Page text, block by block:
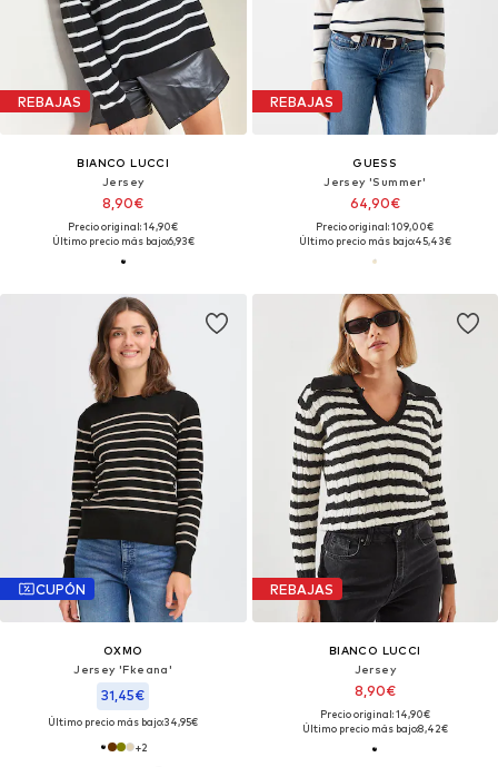
REBAJAS
BIANCO LUCCI
Jersey
8,90€
Precio original: 14,90€
Último precio más bajo:6,93€
REBAJAS
GUESS
Jersey 'Summer'
64,90€
Precio original: 109,00€
Último precio más bajo:45,43€
CUPÓN
OXMO
Jersey 'Fkeana'
31,45€
Último precio más bajo:34,95€
+2
REBAJAS
BIANCO LUCCI
Jersey
8,90€
Precio original: 14,90€
Último precio más bajo:8,42€